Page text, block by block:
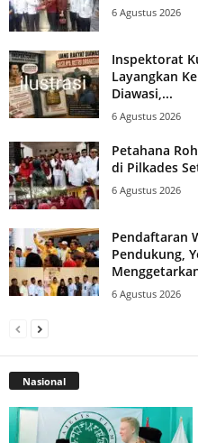
6 Agustus 2026
Inspektorat
Layangkan
Diawasi,...
6 Agustus 2026
Petahana
di Pilkades
6 Agustus 2026
Pendaftaran
Pendukung,
6 Agustus 2026
Nasional